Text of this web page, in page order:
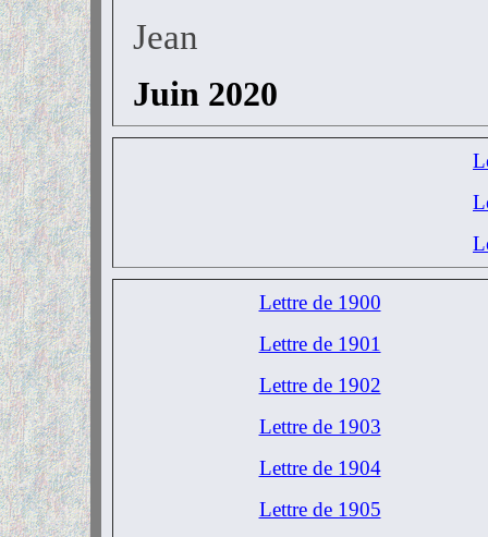
Jean
Juin 2020
Lettre de 1900
Lettre de 1901
Lettre de 1902
Lettre de 1903
Lettre de 1904
Lettre de 1905